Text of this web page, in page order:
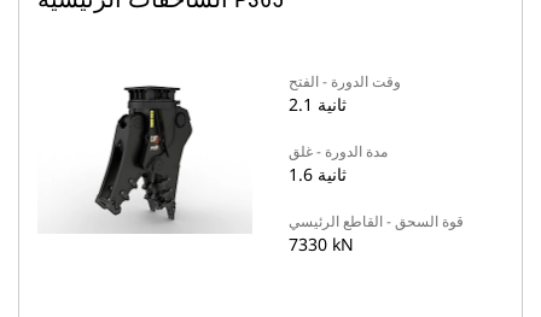
وقت الدورة - الفتح
2.1 ثانية
مدة الدورة - غلق
1.6 ثانية
قوة السحق - القاطع الرئيسي
7330 kN